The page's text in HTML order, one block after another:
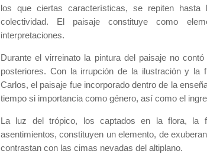
los que ciertas características, se repiten
colectividad. El paisaje constituye como
interpretaciones.
Durante el virreinato la pintura del paisaje no
posteriores. Con la irrupción de la ilustración y la
Carlos, el paisaje fue incorporado dentro de la
tiempo si importancia como género, así como el
La luz del trópico, los captados en la flora, la
asentimientos, constituyen un elemento, de
contrastan con las cimas nevadas del altiplano.